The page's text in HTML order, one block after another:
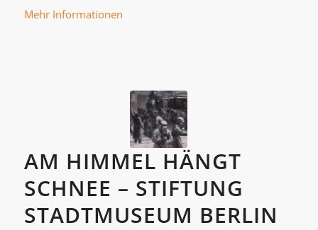
Mehr Informationen
AM HIMMEL HÄNGT
SCHNEE – STIFTUNG
STADTMUSEUM BERLIN